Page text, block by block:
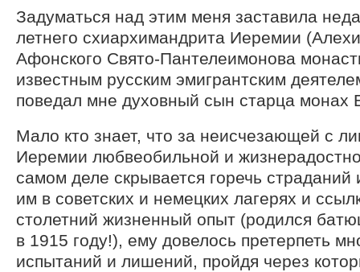
Задуматься над этим меня заставила
летнего схиархимандрита Иеремии
Афонского Свято-Пантелеимонова
известным русским эмигрантским
поведал мне духовный сын старца монах
Мало кто знает, что за неисчезающей с
Иеремии любвеобильной и
самом деле скрывается горечь
им в советских и немецких лагерях и
столетний жизненный опыт (родился
в 1915 году!), ему довелось претерпеть
испытаний и лишений, пройдя через